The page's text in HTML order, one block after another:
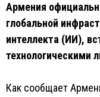
Армения
глобальной
интеллекта (ИИ),
технологическими
Как сообщает